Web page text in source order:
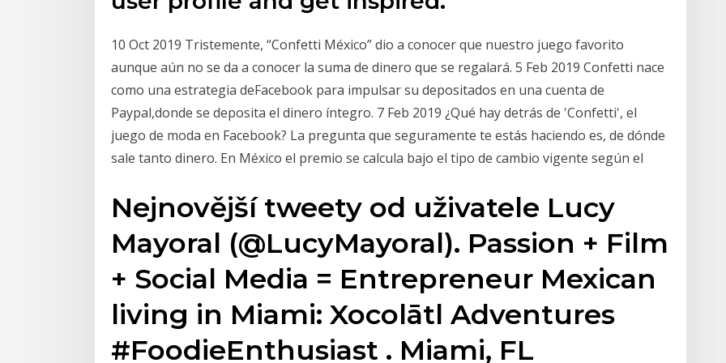
10 Oct 2019 Tristemente, “Confetti México” dio a conocer que nuestro juego favorito
aunque aún no se da a conocer la suma de dinero que se regalará. 5 Feb 2019 Confetti nace
como una estrategia deFacebook para impulsar su depositados en una cuenta de
Paypal,donde se deposita el dinero íntegro. 7 Feb 2019 ¿Qué hay detrás de 'Confetti', el
juego de moda en Facebook? La pregunta que seguramente te estás haciendo es, de dónde
sale tanto dinero. En México el premio se calcula bajo el tipo de cambio vigente según el
Nejnovější tweety od uživatele Lucy
Mayoral (@LucyMayoral). Passion + Film
+ Social Media = Entrepreneur Mexican
living in Miami: Xocolātl Adventures ️
#FoodieEnthusiast . Miami, FL